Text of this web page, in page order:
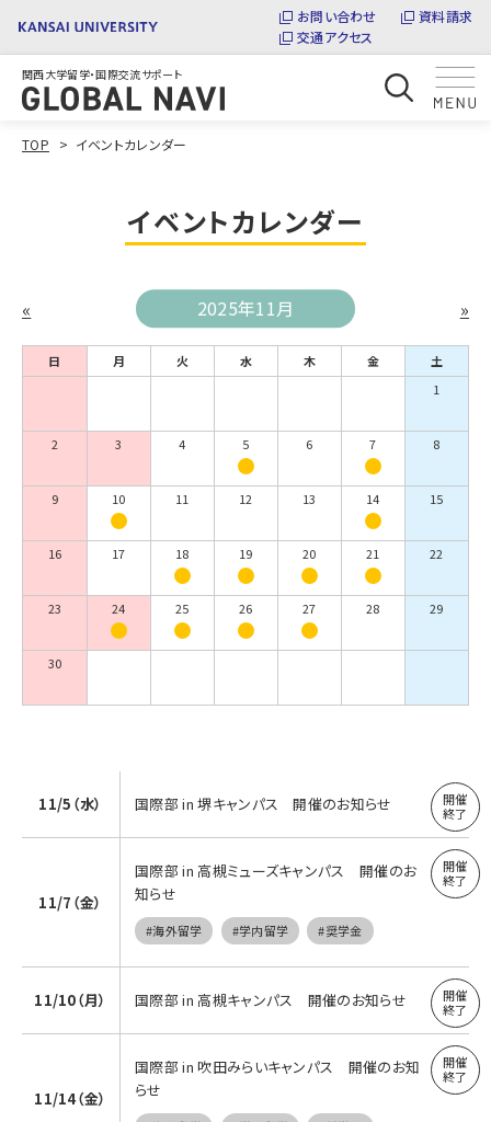
お問い合わせ
資料請求
交通アクセス
関西大学留学・国際交流サポート
TOP イベントカレンダー
イベントカレンダー
2025年11月
« »
日 月 火 水 木 金
土
1
2 3 4 5 6 7 8
9 10 11 12 13 14 15
16 17 18 19 20 21 22
23 24 25 26 27 28 29
30
11/5（水） 国際部 in 堺キャンパス 開催のお知らせ
11/7（金）
国際部 in 高槻ミューズキャンパス 開催のお
知らせ
#海外留学 #学内留学 #奨学金
11/10（月） 国際部 in 高槻キャンパス 開催のお知らせ
11/14（金）
国際部 in 吹田みらいキャンパス 開催のお知
らせ